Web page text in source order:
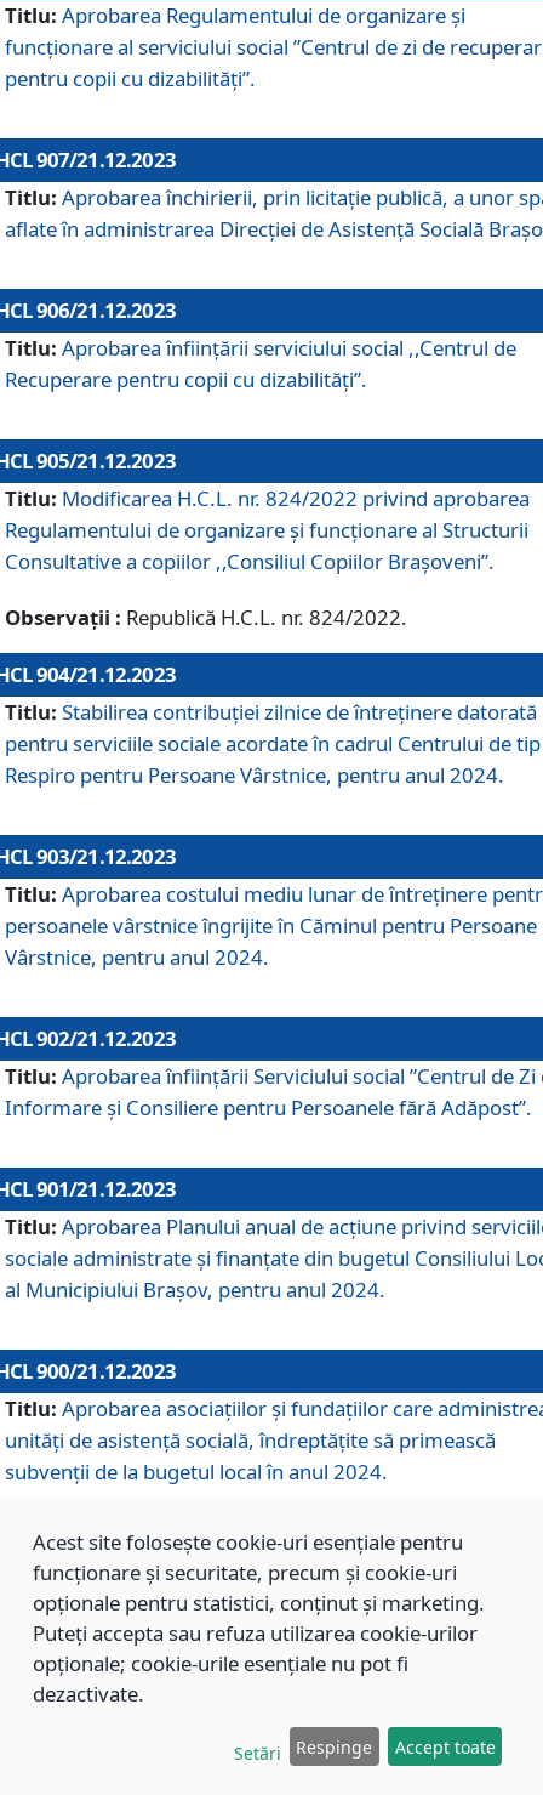
Titlu: Aprobarea Regulamentului de organizare şi
funcţionare al serviciului social ”Centrul de zi de
pentru copii cu dizabilități”.
907/21.12.2023
Titlu: Aprobarea închirierii, prin licitație publică, a unor
aflate în administrarea Direcției de Asistență Socială
906/21.12.2023
Titlu: Aprobarea înființării serviciului social ,,Centrul de
Recuperare pentru copii cu dizabilități”.
905/21.12.2023
Titlu: Modificarea H.C.L. nr. 824/2022 privind aprobarea
Regulamentului de organizare şi funcţionare al Structurii
Consultative a copiilor ,,Consiliul Copiilor Braşoveni”.
Observații : Republică H.C.L. nr. 824/2022.
904/21.12.2023
Titlu: Stabilirea contribuţiei zilnice de întreținere datorată
pentru serviciile sociale acordate în cadrul Centrului de tip
Respiro pentru Persoane Vârstnice, pentru anul 2024.
903/21.12.2023
Titlu: Aprobarea costului mediu lunar de întreţinere
persoanele vârstnice îngrijite în Căminul pentru Persoane
Vârstnice, pentru anul 2024.
902/21.12.2023
Titlu: Aprobarea înființării Serviciului social ”Centrul de Zi
Informare și Consiliere pentru Persoanele fără Adăpost”.
901/21.12.2023
Titlu: Aprobarea Planului anual de acțiune privind
sociale administrate și finanțate din bugetul Consiliului
al Municipiului Brașov, pentru anul 2024.
900/21.12.2023
Titlu: Aprobarea asociațiilor şi fundațiilor care
unități de asistenţă socială, îndreptăţite să primească
subvenţii de la bugetul local în anul 2024.
899/21.12.2023
Aprobarea standardelor de cost pentru serviciile
sociale furnizate în cadrul Direcției de Asistență Socială
Brașov, pentru anul 2024.
Modificarea Anexei la H.C.L. nr. 91 din 09.02.2018,
Acest site folosește cookie-uri esențiale pentru
funcționare și securitate, precum și cookie-uri
opționale pentru statistici, conținut și marketing.
Puteți accepta sau refuza utilizarea cookie-urilor
opționale; cookie-urile esențiale nu pot fi
dezactivate.
Setări Respinge Accept toate